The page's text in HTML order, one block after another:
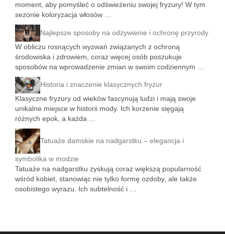
moment, aby pomyśleć o odświeżeniu swojej fryzury! W tym
sezonie koloryzacja włosów …
Najlepsze sposoby na odżywienie i ochronę przyrody
W obliczu rosnących wyzwań związanych z ochroną
środowiska i zdrowiem, coraz więcej osób poszukuje
sposobów na wprowadzenie zmian w swoim codziennym …
Historia i znaczenie klasycznych fryzur
Klasyczne fryzury od wieków fascynują ludzi i mają swoje
unikalne miejsce w historii mody. Ich korzenie sięgają
różnych epok, a każda …
Tatuaże damskie na nadgarstku – elegancja i
symbolika w modzie
Tatuaże na nadgarstku zyskują coraz większą popularność
wśród kobiet, stanowiąc nie tylko formę ozdoby, ale także
osobistego wyrazu. Ich subtelność i …